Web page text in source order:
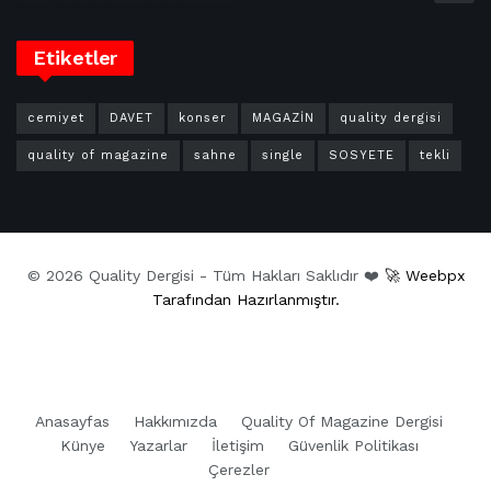
Etiketler
cemiyet DAVET konser MAGAZİN quality dergisi
quality of magazine sahne single SOSYETE tekli
© 2026 Quality Dergisi - Tüm Hakları Saklıdır ❤️ 🚀 Weebpx
Tarafından Hazırlanmıştır.
Anasayfas Hakkımızda
Quality Of Magazine Dergisi
Künye
Yazarlar İletişim
Güvenlik Politikası
Çerezler